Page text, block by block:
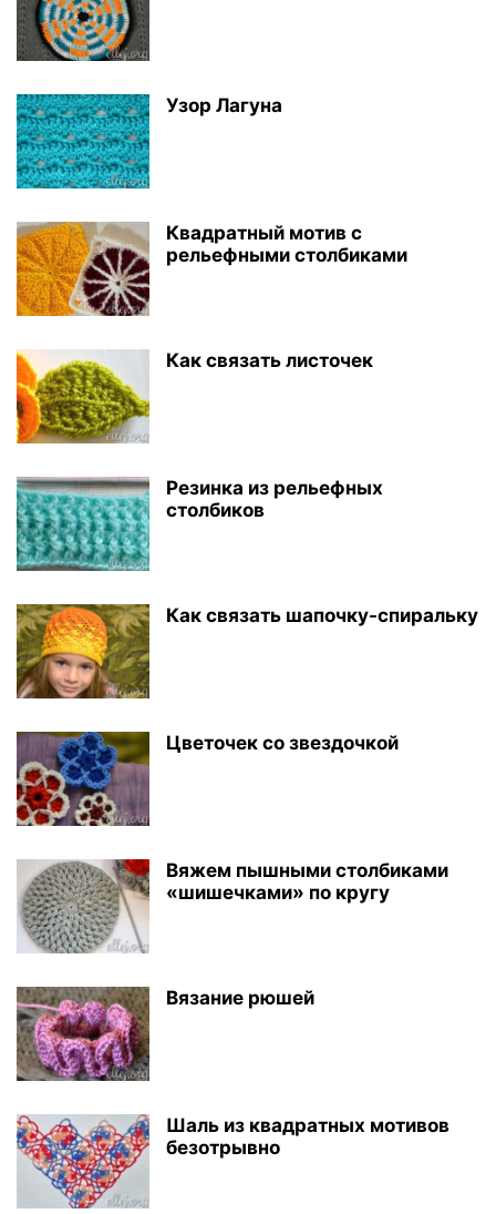
Узор Лагуна
Квадратный мотив с
рельефными столбиками
Как связать листочек
Резинка из рельефных
столбиков
Как связать шапочку-спиральку
Цветочек со звездочкой
Вяжем пышными столбиками
«шишечками» по кругу
Вязание рюшей
Шаль из квадратных мотивов
безотрывно